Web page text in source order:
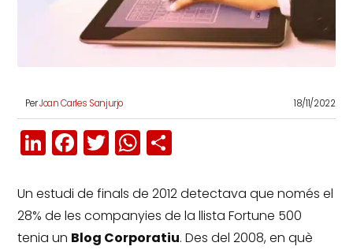
PerJoan Carles Sanjurjo 18/11/2022
LinkedIn
Facebook
TwitterWhatsApp
Un estudi de finals de 2012 detectava que només el
28% de les companyies de la llista Fortune 500
tenia un Blog Corporatiu.Des del 2008, en què